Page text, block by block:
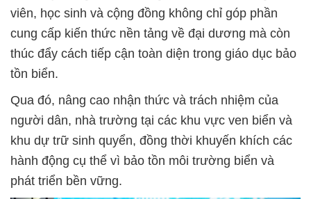
viên, học sinh và cộng đồng không chỉ góp phần
cung cấp kiến thức nền tảng về đại dương mà còn
thúc đẩy cách tiếp cận toàn diện trong giáo dục bảo
tồn biển.
Qua đó, nâng cao nhận thức và trách nhiệm của
người dân, nhà trường tại các khu vực ven biển và
khu dự trữ sinh quyển, đồng thời khuyến khích các
hành động cụ thể vì bảo tồn môi trường biển và
phát triển bền vững.